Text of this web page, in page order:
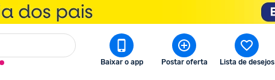
Baixar o app Postar oferta Lista de desejos